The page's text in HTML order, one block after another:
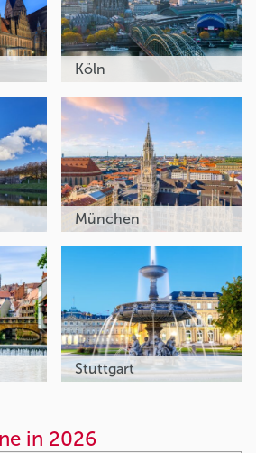
Köln
München
Stuttgart
in 2026